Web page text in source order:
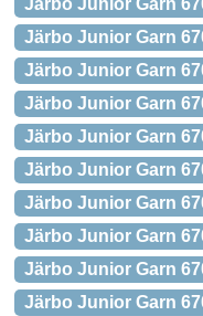
Järbo Junior Garn
Järbo Junior Garn
Järbo Junior Garn
Järbo Junior Garn
Järbo Junior Garn
Järbo Junior Garn
Järbo Junior Garn
Järbo Junior Garn
Järbo Junior Garn
Järbo Junior Garn